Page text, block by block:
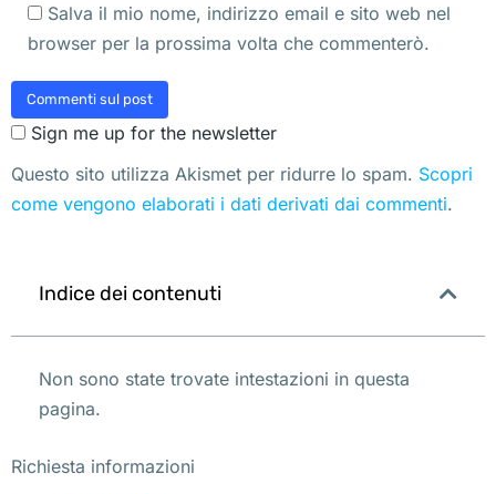
Salva il mio nome, indirizzo email e sito web nel
browser per la prossima volta che commenterò.
Commenti sul post
Sign me up for the newsletter
Questo sito utilizza Akismet per ridurre lo spam. Scopri
come vengono elaborati i dati derivati dai commenti.
Indice dei contenuti
Non sono state trovate intestazioni in questa
pagina.
Richiesta informazioni